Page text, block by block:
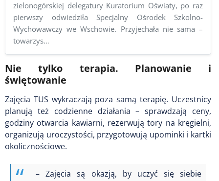
zielonogórskiej delegatury Kuratorium Oświaty, po raz
pierwszy odwiedziła Specjalny Ośrodek Szkolno-
Wychowawczy we Wschowie. Przyjechała nie sama –
towarzys…
Nie tylko terapia. Planowanie i
świętowanie
Zajęcia TUS wykraczają poza samą terapię. Uczestnicy
planują też codzienne działania – sprawdzają ceny,
godziny otwarcia kawiarni, rezerwują tory na kręgielni,
organizują uroczystości, przygotowują upominki i kartki
okolicznościowe.
– Zajęcia są okazją, by uczyć się siebie